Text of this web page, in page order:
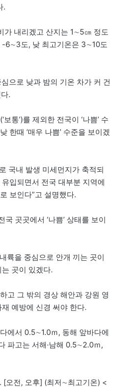
.
가 내리겠고 산지는 1∼5㎝ 정도
-6∼3도, 낮 최고기온은 3∼10도
으로 낮과 밤의 기온 차가 커 건
.
통’)를 제외한 전국이 ‘나쁨’ 수
한때 ‘매우 나쁨’ 수준을 보이겠
국내 발생 미세먼지가 축적되
입되면서 전국 대부분 지역에
보인다”고 설명했다.
곳곳에서 ‘나쁨’ 상태를 보이
륙을 중심으로 안개 끼는 곳이
곳이 있겠다.
고 그 밖의 경상 해안과 강원 영
예방에 신경 써야 한다.
에서 0.5∼1.0ｍ, 동해 앞바다에
파고는 서해·남해 0.5∼2.0ｍ,
[오전, 오후] (최저∼최고기온) <